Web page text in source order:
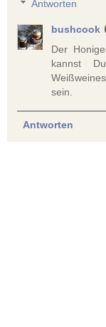
Antworten
bushcook
Der
kannst
sein.
Antworten